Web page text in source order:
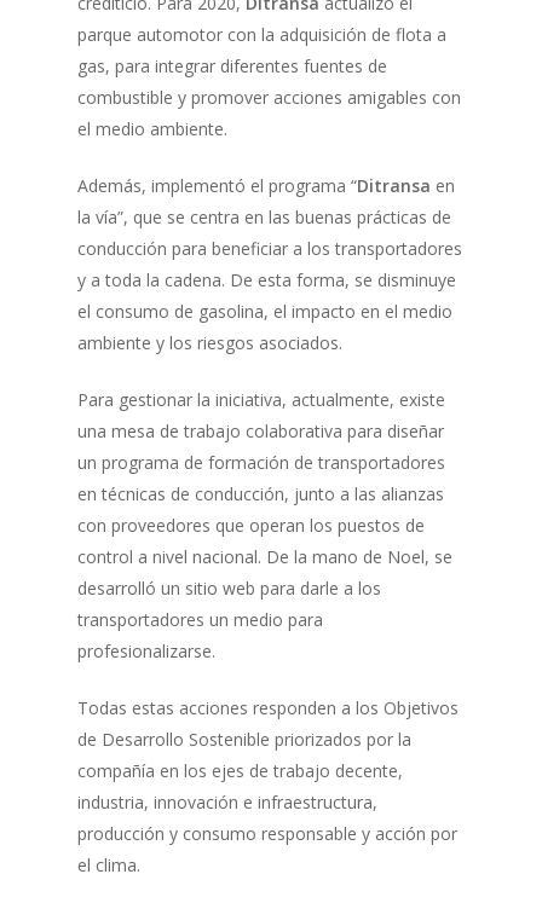
parque automotor con la adquisición de flota a
gas, para integrar diferentes fuentes de
combustible y promover acciones amigables con
el medio ambiente.
Además, implementó el programa “Ditransa en
la vía”, que se centra en las buenas prácticas de
conducción para beneficiar a los transportadores
y a toda la cadena. De esta forma, se disminuye
el consumo de gasolina, el impacto en el medio
ambiente y los riesgos asociados.
Para gestionar la iniciativa, actualmente, existe
una mesa de trabajo colaborativa para diseñar
un programa de formación de transportadores
en técnicas de conducción, junto a las alianzas
con proveedores que operan los puestos de
control a nivel nacional. De la mano de Noel, se
desarrolló un sitio web para darle a los
transportadores un medio para
profesionalizarse.
Todas estas acciones responden a los Objetivos
de Desarrollo Sostenible priorizados por la
compañía en los ejes de trabajo decente,
industria, innovación e infraestructura,
producción y consumo responsable y acción por
el clima.